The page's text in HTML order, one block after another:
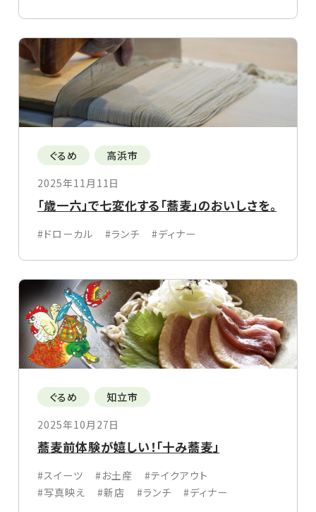
ぐるめ
高浜市
2025年11月11日
「歳一六」で七変化する「蕎麦」のおいしさを。
#ドローカル #ランチ #ディナー
ぐるめ
知立市
2025年10月27日
蕎麦前体験が嬉しい！「十み蕎麦」
#スイーツ #お土産
#テイクアウト
#写真映え
#新店 #ランチ #ディナー